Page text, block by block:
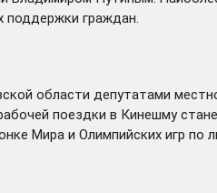
поддержки граждан.
области депутатами
поездки в Кинешму
Мира и Олимпийских игр